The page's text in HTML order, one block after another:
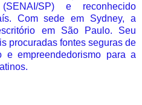
SP) e reconhecido
Com sede em Sydney, a
em São Paulo. Seu
procuradas fontes seguras de
e empreendedorismo para a